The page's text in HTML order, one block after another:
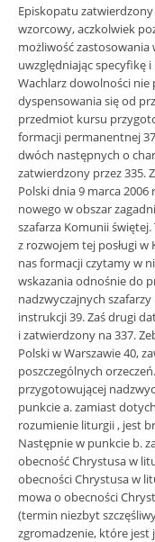
Episkopatu
wzorcowy, aczkolwiek
możliwość
uwzględniając specyfikę
Wachlarz dowolności
dyspensowania się od
przedmiot kursu
formacji permanentnej
dwóch następnych o
zatwierdzony przez 335.
Polski dnia 9 marca
nowego w obszar
szafarza Komunii
z rozwojem tej posługi
nas formacji czytamy w
wskazania odnośnie do
nadzwyczajnych
instrukcji 39. Zaś drugi
i zatwierdzony na 337.
Polski w Warszawie 40,
poszczególnych
przygotowującej
punkcie a. zamiast
rozumienie liturgii , jest
Następnie w punkcie b.
obecność Chrystusa w
obecności Chrystusa w
mowa o obecności
(termin niezbyt
zgromadzenie, które